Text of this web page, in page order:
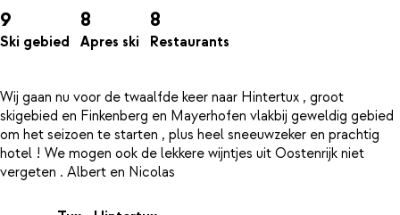
9
Ski gebied
8
Apres ski
8
Restaurants
Wij gaan nu voor de twaalfde keer naar Hintertux , groot
skigebied en Finkenberg en Mayerhofen vlakbij geweldig gebied
om het seizoen te starten , plus heel sneeuwzeker en prachtig
hotel ! We mogen ook de lekkere wijntjes uit Oostenrijk niet